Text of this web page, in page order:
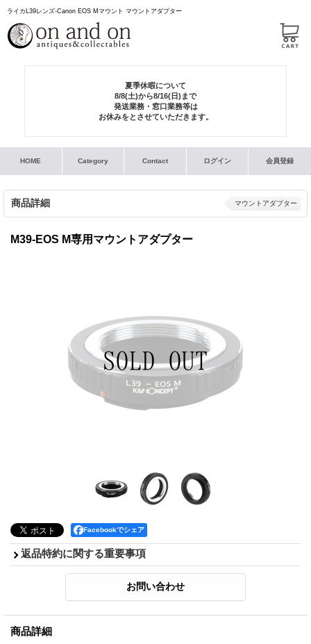
ライカL39レンズ-Canon EOS Mマウント マウントアダプター
夏季休暇について
8/8(土)から8/16(日)まで
発送業務・窓口業務等は
お休みをとさせていただきます。
HOME Category Contact ログイン 会員登録
商品詳細 マウントアダプター
M39-EOS M専用マウントアダプター
Facebookでシェア
返品特約に関する重要事項
商品詳細